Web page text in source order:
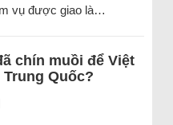
vụ được giao là…
chín muồi để Việt
Trung Quốc?